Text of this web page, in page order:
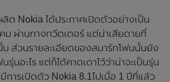
ต Nokia ได้ประกาศเปิดตัวอย่างเป็น
ม ผ่านทางทวีตเตอร์ แต่น่าเสียดายที่
น ส่วนรายละเอียดของสมาร์ทโฟนนั้นยัง
รุ่นอะไร แต่ก็ได้คาดเดาไว้ว่าน่าจะเป็นรุ่น
มีการเปิดตัว Nokia 8.1ไปเมื่อ 1 ปีที่แล้ว